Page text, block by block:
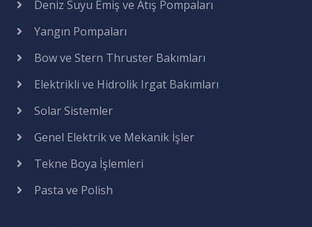
Deniz Suyu Emiş ve Atış Pompaları
Yangın Pompaları
Bow ve Stern Thruster Bakımları
Elektrikli ve Hidrolik Irgat Bakımları
Solar Sistemler
Genel Elektrik ve Mekanik İşler
Tekne Boya İşlemleri
Pasta ve Polish